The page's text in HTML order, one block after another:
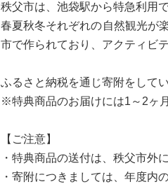
秩父市は、池袋駅から特急利用
春夏秋冬それぞれの自然観光が
市で作られており、アクティビ
ふるさと納税を通じ寄附をして
※特典商品のお届けには1～2ヶ
【ご注意】
・特典商品の送付は、秩父市外
・寄附につきましては、年度内